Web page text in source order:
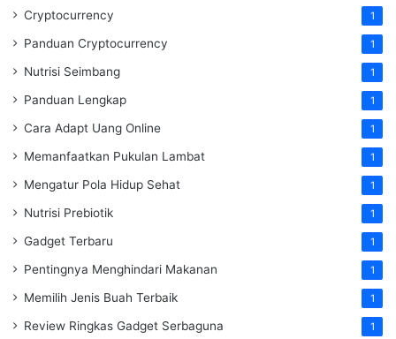
Cryptocurrency 1
Panduan Cryptocurrency 1
Nutrisi Seimbang 1
Panduan Lengkap 1
Cara Adapt Uang Online 1
Memanfaatkan Pukulan Lambat 1
Mengatur Pola Hidup Sehat 1
Nutrisi Prebiotik 1
Gadget Terbaru 1
Pentingnya Menghindari Makanan 1
Memilih Jenis Buah Terbaik 1
Review Ringkas Gadget Serbaguna 1